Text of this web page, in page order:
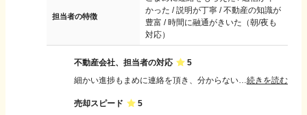
担当者の特徴
かった / 説明が丁寧 / 不動産の知識が
豊富 / 時間に融通がきいた（朝/夜も
対応）
不動産会社、担当者の対応
5
続きを読む
売却スピード
5